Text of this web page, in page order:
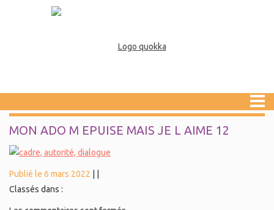
MON ADO M EPUISE MAIS JE L AIME 12
Publié le 6 mars 2022
Classés dans :